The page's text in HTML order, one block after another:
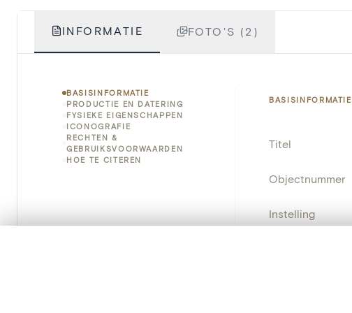
INFORMATIE FOTO'S (2)
BASISINFORMATIE
PRODUCTIE EN DATERING
FYSIEKE EIGENSCHAPPEN
ICONOGRAFIE
RECHTEN &
GEBRUIKSVOORWAARDEN
HOE TE CITEREN
BASISINFORMATIE
Titel
Objectnummer
Instelling